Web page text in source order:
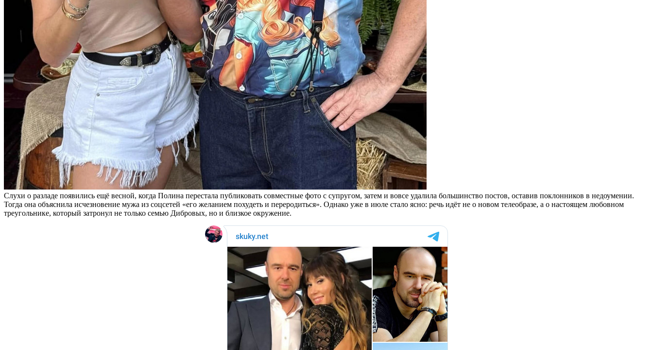
Слухи о разладе появились ещё весной, когда Полина перестала публиковать совместные фото с супругом, затем и вовсе удалила большинство постов, оставив поклонников в недоумении.
Тогда она объяснила исчезновение мужа из соцсетей «его желанием похудеть и переродиться». Однако уже в июле стало ясно: речь идёт не о новом телеобразе, а о настоящем любовном
треугольнике, который затронул не только семью Дибровых, но и близкое окружение.